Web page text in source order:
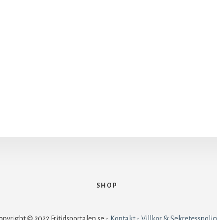
SHOP
© 2022 Fritidsportalen.se - Kontakt - Villkor &